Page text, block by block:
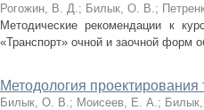
Рогожин, В. Д.; Билык, О. В.;
Методические рекомендации к
«Транспорт» очной и заочной форм
Методология проектирования
Билык, О. В.; Моисеев, Е. А.;